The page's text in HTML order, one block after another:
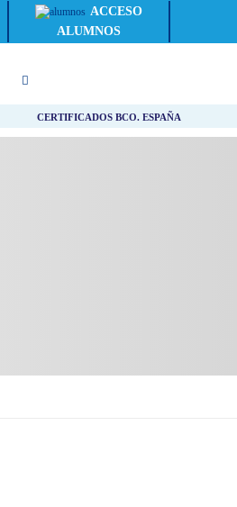
ACCESO
ALUMNOS
CERTIFICADOS BCO. ESPAÑA